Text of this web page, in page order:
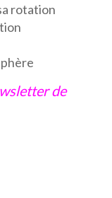
rotation
de